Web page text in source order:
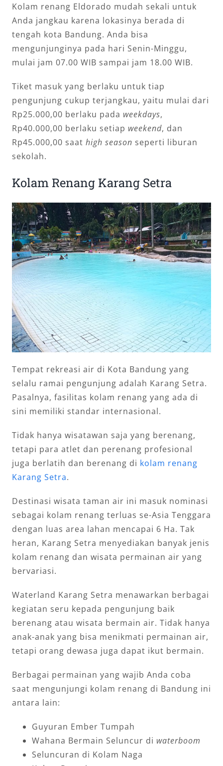
Kolam renang Eldorado mudah sekali untuk
Anda jangkau karena lokasinya berada di
tengah kota Bandung. Anda bisa
mengunjunginya pada hari Senin-Minggu,
mulai jam 07.00 WIB sampai jam 18.00 WIB.
Tiket masuk yang berlaku untuk tiap
pengunjung cukup terjangkau, yaitu mulai dari
Rp25.000,00 berlaku pada weekdays,
Rp40.000,00 berlaku setiap weekend, dan
Rp45.000,00 saat high season seperti liburan
sekolah.
Kolam Renang Karang Setra
Tempat rekreasi air di Kota Bandung yang
selalu ramai pengunjung adalah Karang Setra.
Pasalnya, fasilitas kolam renang yang ada di
sini memiliki standar internasional.
Tidak hanya wisatawan saja yang berenang,
tetapi para atlet dan perenang profesional
juga berlatih dan berenang di kolam renang
Karang Setra.
Destinasi wisata taman air ini masuk nominasi
sebagai kolam renang terluas se-Asia Tenggara
dengan luas area lahan mencapai 6 Ha. Tak
heran, Karang Setra menyediakan banyak jenis
kolam renang dan wisata permainan air yang
bervariasi.
Waterland Karang Setra menawarkan berbagai
kegiatan seru kepada pengunjung baik
berenang atau wisata bermain air. Tidak hanya
anak-anak yang bisa menikmati permainan air,
tetapi orang dewasa juga dapat ikut bermain.
Berbagai permainan yang wajib Anda coba
saat mengunjungi kolam renang di Bandung ini
antara lain:
Guyuran Ember Tumpah
Wahana Bermain Seluncur di waterboom
Seluncuran di Kolam Naga